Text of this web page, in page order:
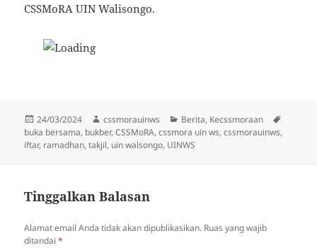
CSSMoRA UIN Walisongo.
Diposkan
pada
24/03/2024 Penulis
cssmorauinws Kategori
Berita, Kecssmoraan
buka bersama, bukber,CSSMoRA,cssmora uin ws,cssmorauinws,
iftar, ramadhan,takjil, uin walsongo, UINWS
Tinggalkan Balasan
Alamat email Anda tidak akan dipublikasikan. Ruas yang wajib
ditandai*